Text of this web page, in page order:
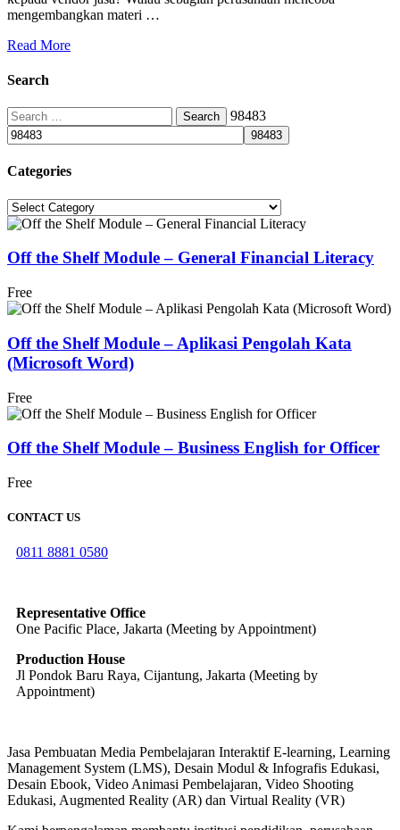
mengembangkan materi …
Read More
Search
Search
for:
98483
Categories
Categories
Off the Shelf Module – General Financial Literacy
Free
Off the Shelf Module – Aplikasi Pengolah Kata
(Microsoft Word)
Free
Off the Shelf Module – Business English for Officer
Free
CONTACT US
0811 8881 0580
Representative Office
One Pacific Place, Jakarta (Meeting by Appointment)
Production House
Jl Pondok Baru Raya, Cijantung, Jakarta (Meeting by
Appointment)
Jasa Pembuatan Media Pembelajaran Interaktif E-learning, Learning
Management System (LMS), Desain Modul & Infografis Edukasi,
Desain Ebook, Video Animasi Pembelajaran, Video Shooting
Edukasi, Augmented Reality (AR) dan Virtual Reality (VR)